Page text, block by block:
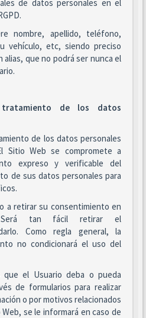
de datos personales en el
nombre, apellido, teléfono,
vehículo, etc, siendo preciso
alias, que no podrá ser nunca el
de los datos
de los datos personales
Sitio Web se compromete a
expreso y verificable del
de sus datos personales para
a retirar su consentimiento en
Será tan fácil retirar el
Como regla general, la
no condicionará el uso del
que el Usuario deba o pueda
de formularios para realizar
o por motivos relacionados
se le informará en caso de